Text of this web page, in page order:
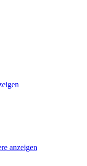
anzeigen